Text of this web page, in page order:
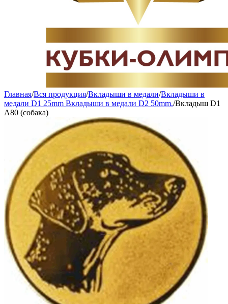
Главная/Вся продукция/Вкладыши в медали/Вкладыши в
медали D1 25mm Вкладыши в медали D2 50mm./Вкладыш D1
A80 (собака)